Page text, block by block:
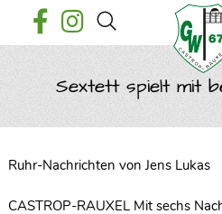
Sextett spielt mit
Ruhr-Nachrichten von Jens Lukas
CASTROP-RAUXEL Mit sechs